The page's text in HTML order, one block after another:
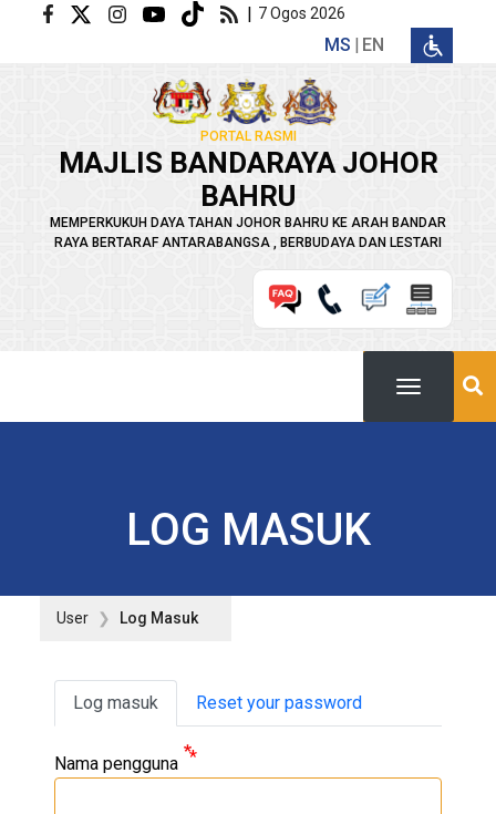
Langkau ke kandungan utama | 7 Ogos 2026
MS EN
PORTAL RASMI
MAJLIS BANDARAYA JOHOR
BAHRU
MEMPERKUKUH DAYA TAHAN JOHOR BAHRU KE ARAH BANDAR
RAYA BERTARAF ANTARABANGSA , BERBUDAYA DAN LESTARI
LOG MASUK
User Log Masuk
Primary tabs
Log masuk Reset your password
Nama pengguna